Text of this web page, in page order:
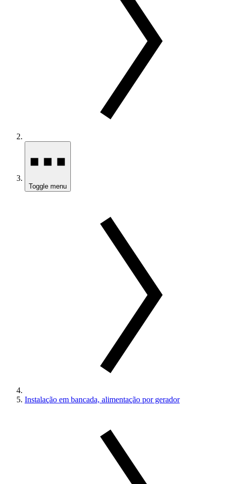
Toggle menu
Instalação em bancada, alimentação por gerador